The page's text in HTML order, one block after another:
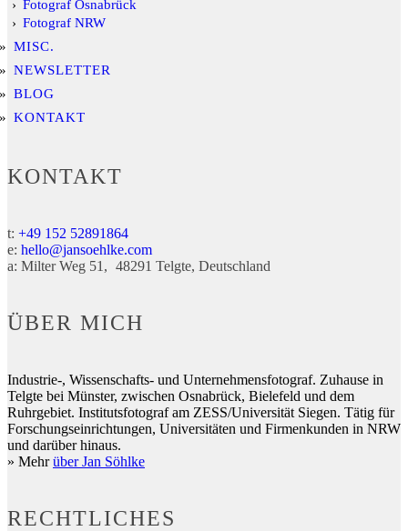
Fotograf Osnabrück
Fotograf NRW
MISC.
NEWSLETTER
BLOG
KONTAKT
KONTAKT
t: +49 152 52891864
e: hello@jansoehlke.com
a: Milter Weg 51 48291 Telgte Deutschland
ÜBER MICH
Industrie-, Wissenschafts- und Unternehmensfotograf. Zuhause in
Telgte bei Münster, zwischen Osnabrück, Bielefeld und dem
Ruhrgebiet. Institutsfotograf am ZESS/Universität Siegen. Tätig für
Forschungseinrichtungen, Universitäten und Firmenkunden in NRW
und darüber hinaus.
» Mehrüber Jan Söhlke
RECHTLICHES